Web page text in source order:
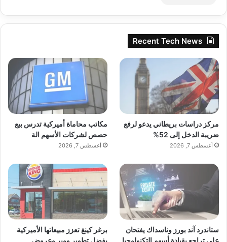
– خمري (Burgundy).
– بني.
– بنفسجي.
قفزة كبيرة في التصوير الليلي
أما على مستوى الكاميرا، فيُتوقع أن تحصل
Recent Tech News
مركز دراسات بريطاني يدعو لرفع
ضريبة الدخل إلى 52%
أغسطس 7, 2026
مكاتب محاماة أميركية تدرس بيع
حصص لشركات الأسهم الة
أغسطس 7, 2026
ستاندرد آند بورز وناسداك يفتحان
على تراجع بقيادة أسهم التكنولوجيا
برغر كينغ تعزز مبيعاتها الأميركية
بفضل تطوير ووبر وعروض